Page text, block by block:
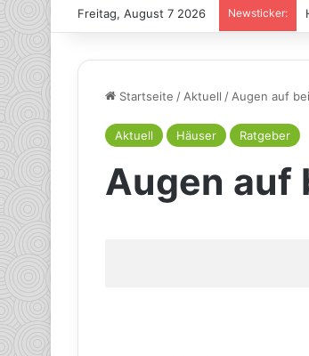
Freitag, August 7 2026 Newsticker:
Startseite /Aktuell /Augen auf
Aktuell Häuser Ratgeber
Augen auf